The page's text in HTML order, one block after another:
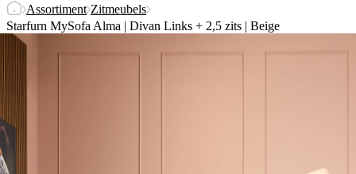
Assortiment Zitmeubels
Starfurn MySofa Alma | Divan Links + 2,5 zits | Beige